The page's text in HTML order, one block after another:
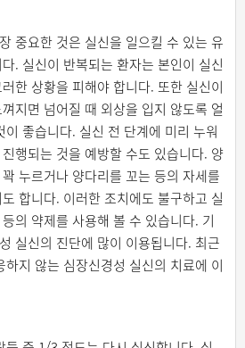
중요한 것은 실신을 일으킬 수 있는 유
. 실신이 반복되는 환자는 본인이 실신
한 상황을 피해야 합니다. 또한 실신이
지면 넘어질 때 외상을 입지 않도록 얼
좋습니다. 실신 전 단계에 미리 누워
행되는 것을 예방할 수도 있습니다. 양
누르거나 양다리를 꼬는 등의 자세를
합니다. 이러한 조치에도 불구하고 실
의 약제를 사용해 볼 수 있습니다. 기
실신의 진단에 많이 이용됩니다. 최근
지 않는 심장신경성 실신의 치료에 이